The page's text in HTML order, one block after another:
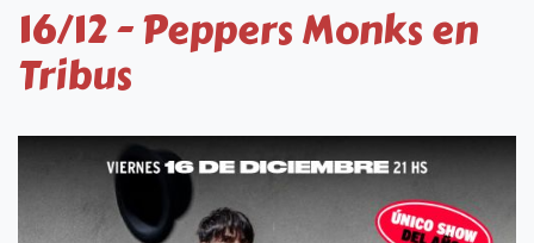
16/12 - Peppers Monks en
Tribus